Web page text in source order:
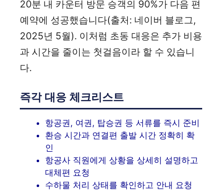
20분 내 카운터 방문 승객의 90%가 다음 편
예약에 성공했습니다(출처: 네이버 블로그,
2025년 5월). 이처럼 초동 대응은 추가 비용
과 시간을 줄이는 첫걸음이라 할 수 있습니
다.
즉각 대응 체크리스트
항공권, 여권, 탑승권 등 서류를 즉시 준비
환승 시간과 연결편 출발 시간 정확히 확
인
항공사 직원에게 상황을 상세히 설명하고
대체편 요청
수하물 처리 상태를 확인하고 안내 요청